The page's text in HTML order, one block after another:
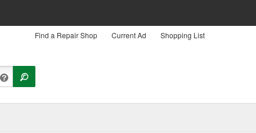
Find a Repair Shop Current Ad Shopping List